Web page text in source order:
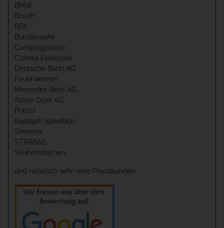
BMW
Bosch
BRK
Bundeswehr
Campingplätze
Conrad Elektronik
Deutsche Bahn AG
Feuerwehren
Mercedes Benz AG
Adam Opel AG
Polizei
Rudolph Spedition
Siemens
STRABAG
Weihenstephan
und natürlich sehr viele Privatkunden